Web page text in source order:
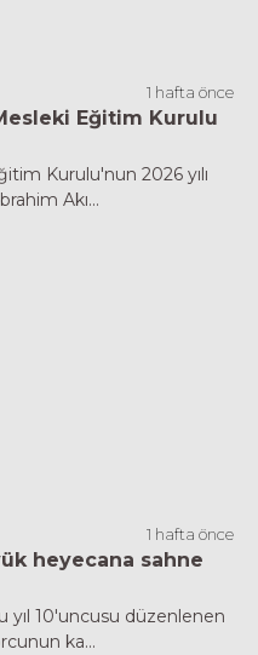
1 hafta önce
Eğitim Kurulu
Kurulu'nun 2026 yılı
Akı...
1 hafta önce
heyecana sahne
yıl 10'uncusu düzenlenen
ka...